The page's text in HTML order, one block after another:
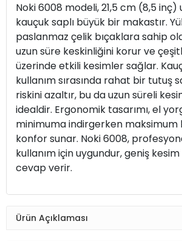
Noki 6008 modeli, 21,5 cm (8,5 inç)
kauçuk saplı büyük bir makastır.
paslanmaz çelik bıçaklara sahip
uzun süre keskinliğini korur ve
üzerinde etkili kesimler sağlar.
kullanım sırasında rahat bir tutuş
riskini azaltır, bu da uzun süreli
idealdir. Ergonomik tasarımı, el
minimuma indirgerken
konfor sunar. Noki 6008,
kullanım için uygundur, geniş
cevap verir.
Ürün Açıklaması